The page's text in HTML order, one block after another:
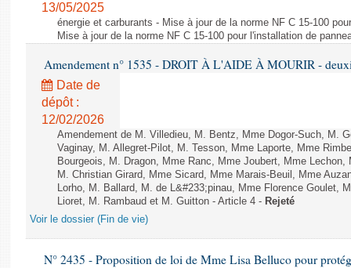
13/05/2025
énergie et carburants - Mise à jour de la norme NF C 15-100
Mise à jour de la norme NF C 15-100 pour l'installation de
Amendement n° 1535 - DROIT À L'AIDE À MOURIR -
Date de
dépôt :
12/02/2026
Amendement de M. Villedieu, M. Bentz, Mme Dogor-Such, M.
Vaginay, M. Allegret-Pilot, M. Tesson, Mme Laporte, Mme
Bourgeois, M. Dragon, Mme Ranc, Mme Joubert, Mme
M. Christian Girard, Mme Sicard, Mme Marais-Beuil, Mme
Lorho, M. Ballard, M. de L&#233;pinau, Mme Florence Goulet,
Lioret, M. Rambaud et M. Guitton - Article 4 - Rejeté
Voir le dossier (Fin de vie)
N° 2435 - Proposition de loi de Mme Lisa Belluco pour